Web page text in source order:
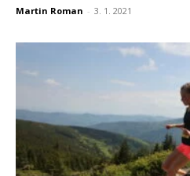
Martin Roman - 3. 1. 2021